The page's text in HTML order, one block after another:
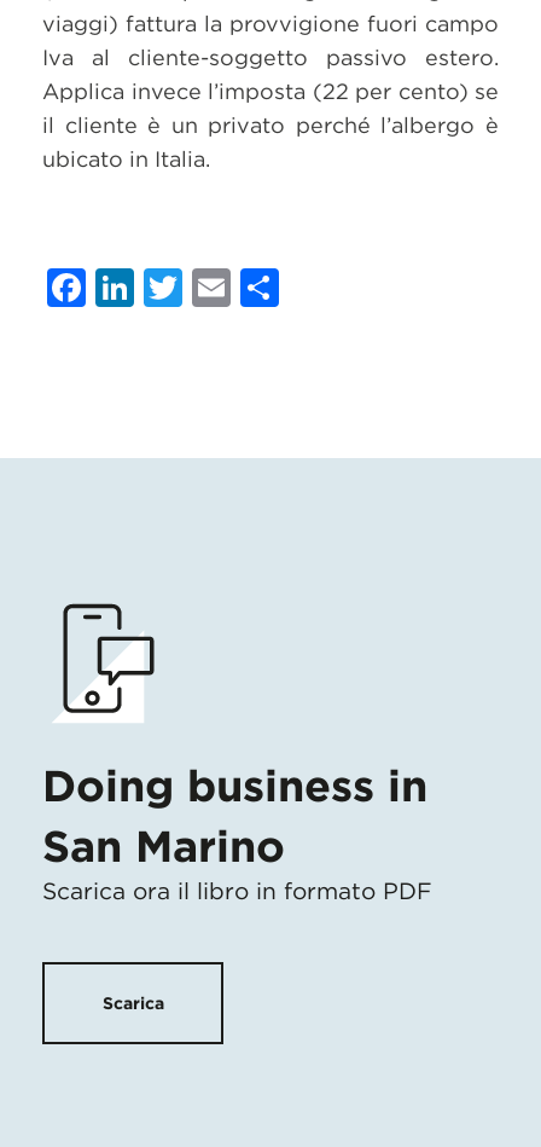
viaggi) fattura la provvigione fuori campo
Iva al cliente-soggetto passivo estero.
Applica invece l’imposta (22 per cento) se
il cliente è un privato perché l’albergo è
ubicato in Italia.
Facebook
LinkedIn
Twitter
Email
Doing business in
San Marino
Scarica ora il libro in formato PDF
Scarica